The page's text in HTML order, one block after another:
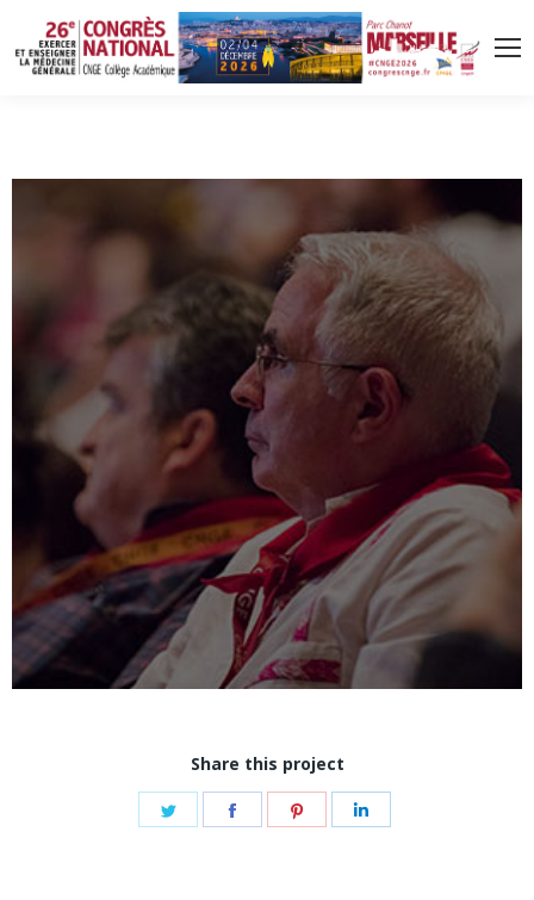
Share this project